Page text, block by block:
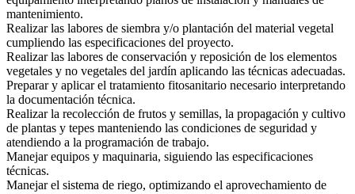
mantenimiento.
Realizar las labores de siembra y/o plantación del material vegetal
cumpliendo las especificaciones del proyecto.
Realizar las labores de conservación y reposición de los elementos
vegetales y no vegetales del jardín aplicando las técnicas adecuadas.
Preparar y aplicar el tratamiento fitosanitario necesario interpretando
la documentación técnica.
Realizar la recolección de frutos y semillas, la propagación y cultivo
de plantas y tepes manteniendo las condiciones de seguridad y
atendiendo a la programación de trabajo.
Manejar equipos y maquinaria, siguiendo las especificaciones
técnicas.
Manejar el sistema de riego, optimizando el aprovechamiento de